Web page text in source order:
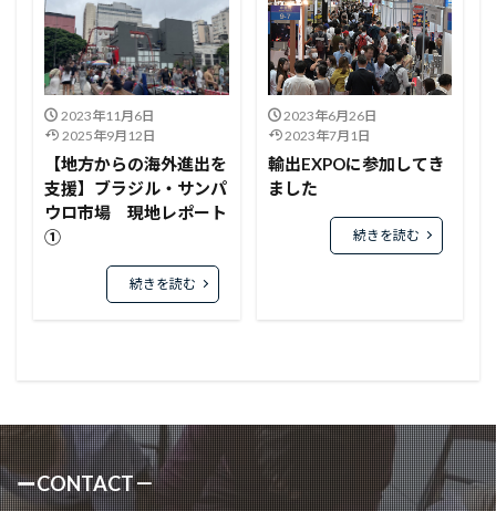
2023年11月6日
2025年9月12日
【地方からの海外進出を
支援】ブラジル・サンパ
ウロ市場 現地レポート
①
続きを読む
2023年6月26日
2023年7月1日
輸出EXPOに参加してき
ました
続きを読む
ーCONTACT－